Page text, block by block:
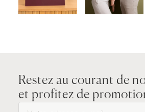
Restez au courant de
et profitez de